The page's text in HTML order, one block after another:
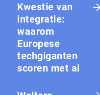
Kwestie van
integratie:
waarom
Europese
techgiganten
scoren met ai